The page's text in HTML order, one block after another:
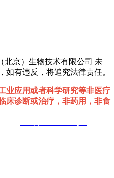
北京）生物技术有限公司 未
如有违反，将追究法律责任。
业应用或者科学研究等非医疗
床诊断或治疗，非药用，非食